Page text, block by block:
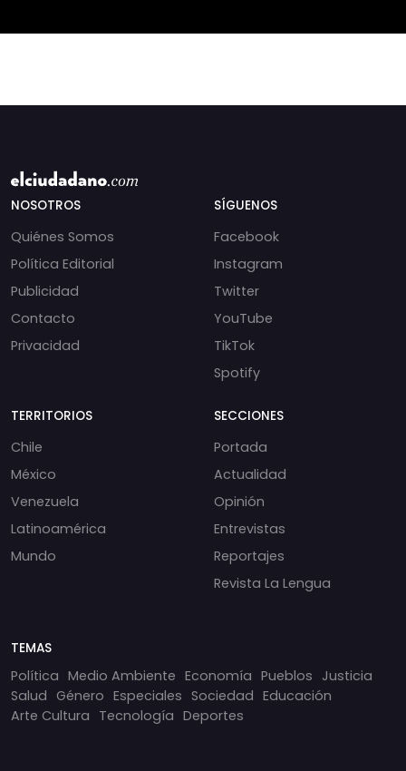
NOSOTROS
Quiénes Somos
Política Editorial
Publicidad
Contacto
Privacidad
SÍGUENOS
Facebook
Instagram
Twitter
YouTube
TikTok
Spotify
TERRITORIOS
Chile
México
Venezuela
Latinoamérica
Mundo
SECCIONES
Portada
Actualidad
Opinión
Entrevistas
Reportajes
Revista La Lengua
TEMAS
Política Medio Ambiente Economía Pueblos Justicia
Salud Género Especiales Sociedad Educación
Arte Cultura Tecnología Deportes